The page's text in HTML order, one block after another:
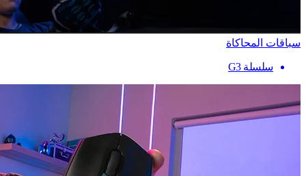
سباقات المحاكاة
سلسلة G3